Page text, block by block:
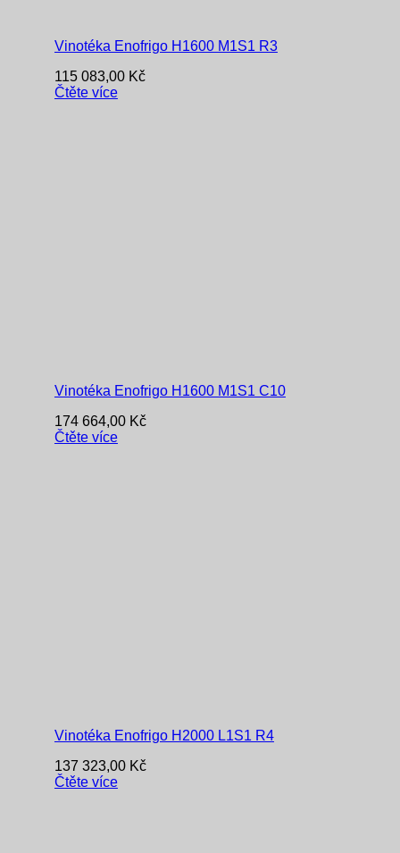
Vinotéka Enofrigo H1600 M1S1 R3
115 083,00 Kč
Čtěte více
Vinotéka Enofrigo H1600 M1S1 C10
174 664,00 Kč
Čtěte více
Vinotéka Enofrigo H2000 L1S1 R4
137 323,00 Kč
Čtěte více